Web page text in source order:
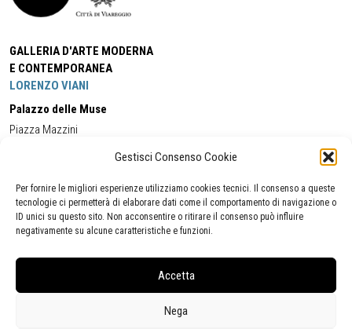
Gestisci Consenso Cookie
Per fornire le migliori esperienze utilizziamo cookies tecnici. Il consenso a queste
tecnologie ci permetterà di elaborare dati come il comportamento di navigazione o
ID unici su questo sito. Non acconsentire o ritirare il consenso può influire
negativamente su alcune caratteristiche e funzioni.
Accetta
Nega
GALLERIA D'ARTE MODERNA
E CONTEMPORANEA
LORENZO VIANI
Palazzo delle Muse
Piazza Mazzini
Cell:+39 338 5714978 (orario apertura Galleria)
Tel:
+39 0584 944580
(orario 09.00/13.00)
Email:gamc@comune.viareggio.lu.it
Segnalazione di inaccessibilità